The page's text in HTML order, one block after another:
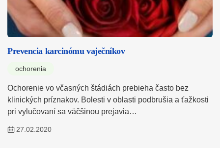
Prevencia karcinómu vaječníkov
ochorenia
Ochorenie vo včasných štádiách prebieha často bez
klinických príznakov. Bolesti v oblasti podbrušia a ťažkosti
pri vylučovaní sa väčšinou prejavia…
27.02.2020